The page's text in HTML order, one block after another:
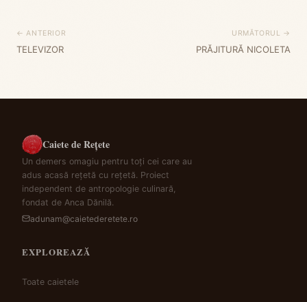
← ANTERIOR
TELEVIZOR
URMĂTORUL →
PRĂJITURĂ NICOLETA
Caiete de Rețete
Un demers omagiu pentru toți cei care au
adus acasă rețetă cu rețetă. Proiect
independent de antropologie culinară,
fondat de Anca Dănilă.
adunam@caietederetete.ro
EXPLOREAZĂ
Toate caietele